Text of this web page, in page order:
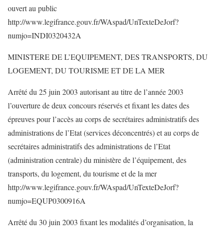
ouvert au public
http://www.legifrance.gouv.fr/WAspad/UnTexteDeJorf?
numjo=INDI0320432A
MINISTERE DE L’EQUIPEMENT, DES TRANSPORTS, DU
LOGEMENT, DU TOURISME ET DE LA MER
Arrêté du 25 juin 2003 autorisant au titre de l’année 2003
l’ouverture de deux concours réservés et fixant les dates des
épreuves pour l’accès au corps de secrétaires administratifs des
administrations de l’Etat (services déconcentrés) et au corps de
secrétaires administratifs des administrations de l’Etat
(administration centrale) du ministère de l’équipement, des
transports, du logement, du tourisme et de la mer
http://www.legifrance.gouv.fr/WAspad/UnTexteDeJorf?
numjo=EQUP0300916A
Arrêté du 30 juin 2003 fixant les modalités d’organisation, la